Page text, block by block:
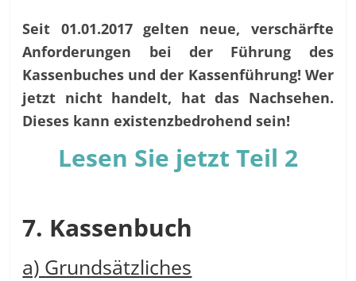
Seit 01.01.2017 gelten neue, verschärfte
Anforderungen bei der Führung des
Kassenbuches und der Kassenführung! Wer
jetzt nicht handelt, hat das Nachsehen.
Dieses kann existenzbedrohend sein!
Lesen Sie jetzt Teil 2
7. Kassenbuch
a) Grundsätzliches